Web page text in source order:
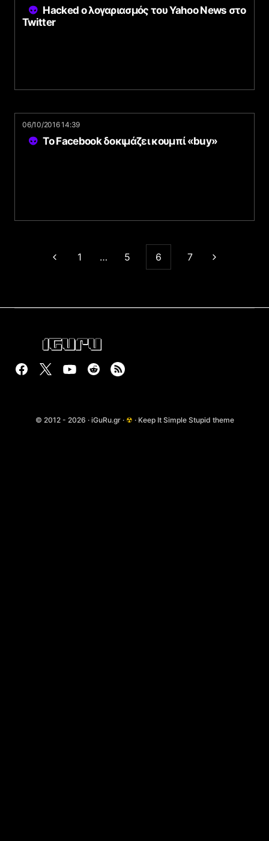
Hacked o λογαριασμός του Yahoo News στο
Twitter
06/10/2016 14:39
To Facebook δοκιμάζει κουμπί «buy»
1 … 5 6 7
© 2012 - 2026 · iGuRu.gr · ☢ · Keep It Simple Stupid theme